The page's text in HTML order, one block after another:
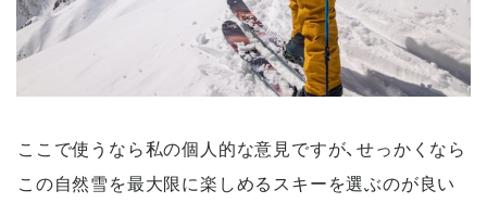
ここで使うなら私の個人的な意見ですが、せっかくなら
この自然雪を最大限に楽しめるスキーを選ぶのが良い